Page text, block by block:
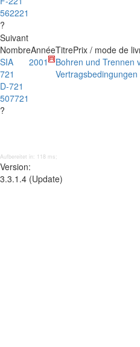
562221
?
Suivant
NombreAnnéeTitrePrix / mode de
SIA
721
D-721
507721
?
2001
Bohren und Trennen
Vertragsbedingungen
Aufbereitet in: 118 ms;
Version:
3.3.1.4 (Update)